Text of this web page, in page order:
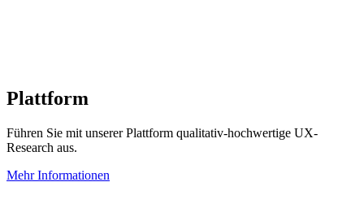
Plattform
Führen Sie mit unserer Plattform qualitativ-hochwertige UX-
Research aus.
Mehr Informationen